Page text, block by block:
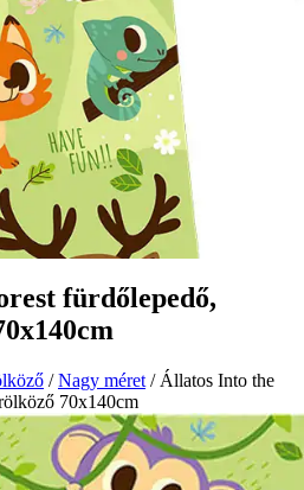
fürdőlepedő,
/Nagy méret / Állatos Into the
70x140cm